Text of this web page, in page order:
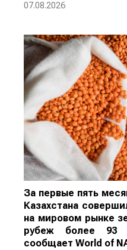
07.08.2026
За первые пять
Казахстана
на мировом рынке
рубеж более 93
сообщает World of